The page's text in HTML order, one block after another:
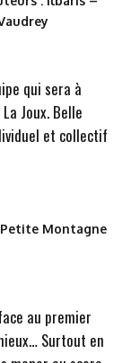
qui sera à
Joux. Belle
et collectif
Petite Montagne
au premier
Surtout en